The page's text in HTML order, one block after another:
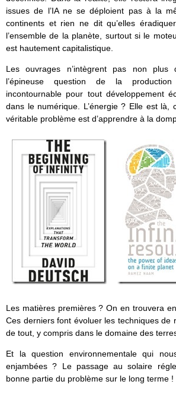
issues de l’IA ne se déploient pas à la
continents et rien ne dit qu’elles
l’ensemble de la planète, surtout si le
est hautement capitalistique.
Les ouvrages n’intègrent pas non plus
l’épineuse question de la
incontournable pour tout développement
dans le numérique. L’énergie ? Elle est là,
véritable problème est d’apprendre à la
Les matières premières ? On en trouvera
Ces derniers font évoluer les techniques de
de tout, y compris dans le domaine des
Et la question environnementale qui
enjambées ? Le passage au solaire
bonne partie du problème sur le long terme !